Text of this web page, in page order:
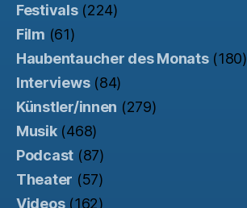
Festivals(224)
Film (61)
Haubentaucher des Monats(180)
Interviews(84)
Künstler/innen (279)
Musik(468)
Podcast (87)
Theater (57)
Videos(162)